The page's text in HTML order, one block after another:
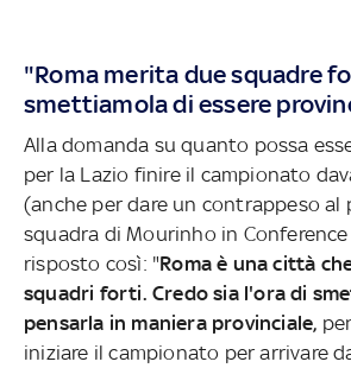
"Roma merita due squadre
smettiamola di essere
Alla domanda su quanto possa
per la Lazio finire il campionato
(anche per dare un contrappeso al
squadra di Mourinho in Conference
risposto così: "Roma è una città
squadri forti. Credo sia l'ora di
pensarla in maniera provinciale,
iniziare il campionato per arrivare